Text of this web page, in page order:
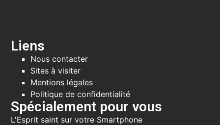
Liens
Nous contacter
Sites à visiter
Mentions légales
Politique de confidentialité
Spécialement pour vous
L'Esprit saint sur votre Smartphone